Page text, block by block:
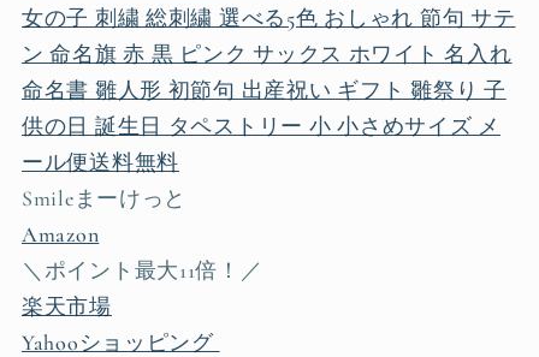
女の子 刺繍 総刺繍 選べる5色 おしゃれ 節句 サテ
ン 命名旗 赤 黒 ピンク サックス ホワイト 名入れ
命名書 雛人形 初節句 出産祝い ギフト 雛祭り 子
供の日 誕生日 タペストリー 小 小さめサイズ メ
ール便送料無料
Smileまーけっと
Amazon
＼ポイント最大11倍！／
楽天市場
Yahooショッピング